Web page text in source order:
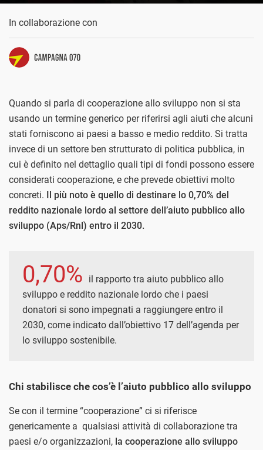
In collaborazione con
Quando si parla di cooperazione allo sviluppo non si sta
usando un termine generico per riferirsi agli aiuti che alcuni
stati forniscono ai paesi a basso e medio reddito. Si tratta
invece di un settore ben strutturato di politica pubblica, in
cui è definito nel dettaglio quali tipi di fondi possono essere
considerati cooperazione, e che prevede obiettivi molto
concreti. Il più noto è quello di destinare lo 0,70% del
reddito nazionale lordo al settore dell’aiuto pubblico allo
sviluppo (Aps/Rnl) entro il 2030.
0,70%
il rapporto tra aiuto pubblico allo
sviluppo e reddito nazionale lordo che i paesi
donatori si sono impegnati a raggiungere entro il
2030, come indicato dall’obiettivo 17 dell’agenda per
lo sviluppo sostenibile.
Chi stabilisce che cos’è l’aiuto pubblico allo sviluppo
Se con il termine “cooperazione” ci si riferisce
genericamente a qualsiasi attività di collaborazione tra
paesi e/o organizzazioni, la cooperazione allo sviluppo